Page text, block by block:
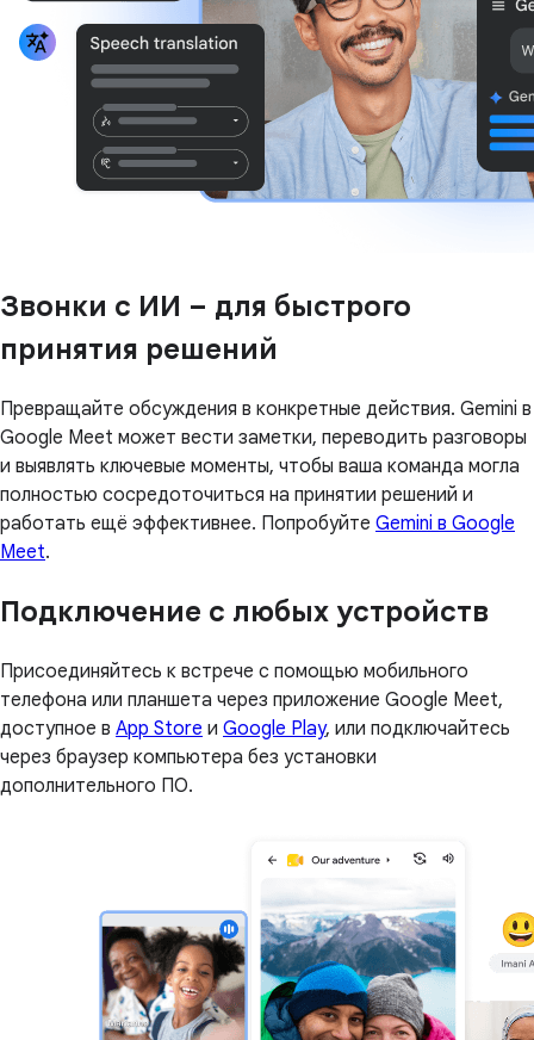
Звонки с ИИ – для быстрого
принятия решений
Превращайте обсуждения в конкретные действия. Gemini в
Google Meet может вести заметки, переводить разговоры
и выявлять ключевые моменты, чтобы ваша команда могла
полностью сосредоточиться на принятии решений и
работать ещё эффективнее. Попробуйте Gemini в Google
Meet.
Подключение с любых устройств
Присоединяйтесь к встрече с помощью мобильного
телефона или планшета через приложение Google Meet,
доступное в App Store и Google Play, или подключайтесь
через браузер компьютера без установки
дополнительного ПО.